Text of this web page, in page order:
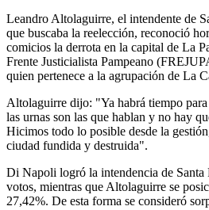
Leandro Altolaguirre, el intendente de
que buscaba la reelección, reconoció
comicios la derrota en la capital de La
Frente Justicialista Pampeano
quien pertenece a la agrupación de La
Altolaguirre dijo: "Ya habrá tiempo
las urnas son las que hablan y no hay
Hicimos todo lo posible desde la
ciudad fundida y destruida".
Di Napoli logró la intendencia de Santa
votos, mientras que Altolaguirre se
27,42%. De esta forma se consideró